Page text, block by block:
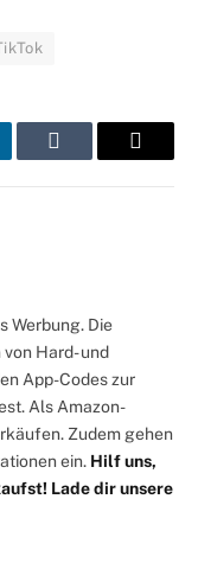
Tumblr
E-
Werbung. Die
Hard- und
App-Codes zur
Als Amazon-
Zudem gehen
ein. Hilf uns,
Lade dir unsere